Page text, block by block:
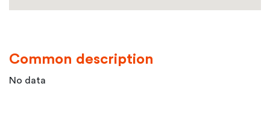
Common description
No data